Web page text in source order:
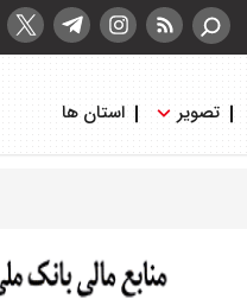
تصویر استان ها